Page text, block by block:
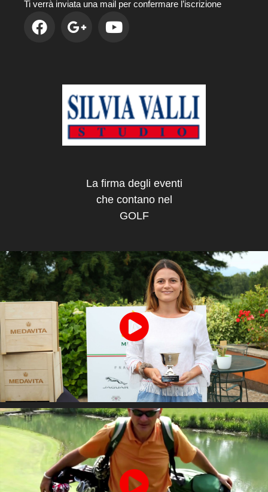
Ti verrà inviata una mail per confermare l’iscrizione
La firma degli eventi
che contano nel
GOLF